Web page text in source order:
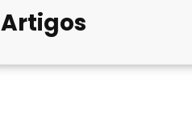
Artigos